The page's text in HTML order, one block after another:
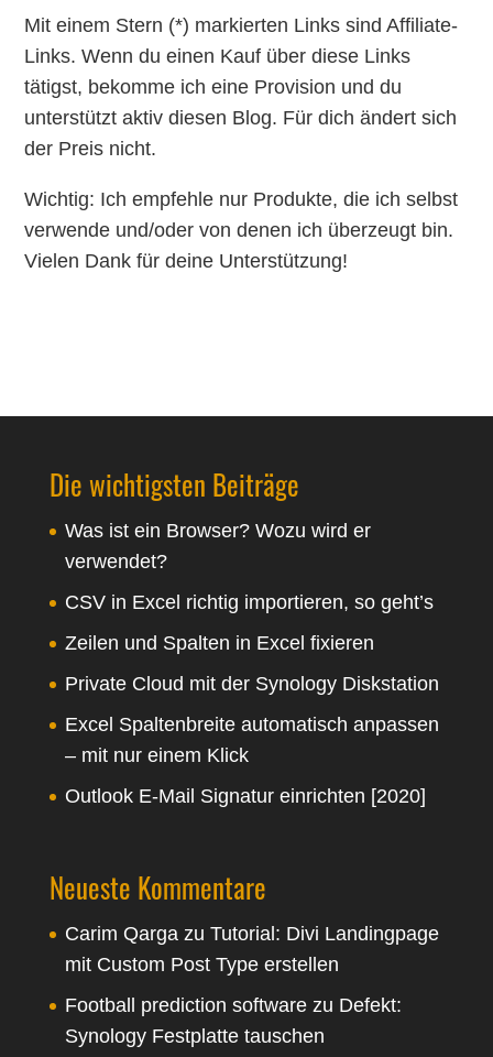
Mit einem Stern (*) markierten Links sind Affiliate-
Links. Wenn du einen Kauf über diese Links
tätigst, bekomme ich eine Provision und du
unterstützt aktiv diesen Blog. Für dich ändert sich
der Preis nicht.
Wichtig: Ich empfehle nur Produkte, die ich selbst
verwende und/oder von denen ich überzeugt bin.
Vielen Dank für deine Unterstützung!
Die wichtigsten Beiträge
Was ist ein Browser? Wozu wird er
verwendet?
CSV in Excel richtig importieren, so geht’s
Zeilen und Spalten in Excel fixieren
Private Cloud mit der Synology Diskstation
Excel Spaltenbreite automatisch anpassen
– mit nur einem Klick
Outlook E-Mail Signatur einrichten [2020]
Neueste Kommentare
Carim Qarga zu Tutorial: Divi Landingpage
mit Custom Post Type erstellen
Football prediction softwarezu Defekt:
Synology Festplatte tauschen